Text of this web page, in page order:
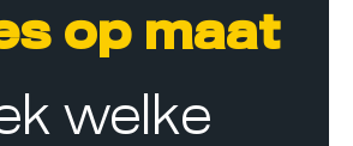
op maat
welke